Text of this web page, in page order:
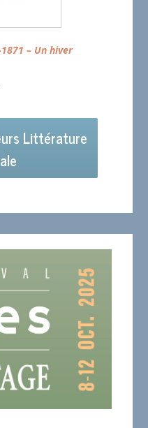
– Un hiver
Littérature